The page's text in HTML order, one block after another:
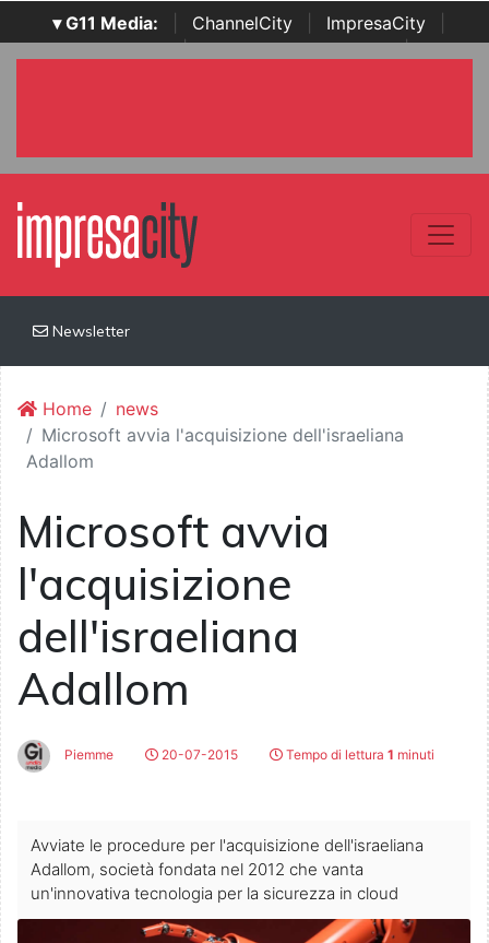
▾ G11 Media: ChannelCity ImpresaCity
SecurityOpenLab | Italian Channel Awards | Italian
Newsletter
Home
news
Microsoft avvia l'acquisizione dell'israeliana
Adallom
Microsoft avvia
l'acquisizione
dell'israeliana
Adallom
Piemme 20-07-2015 Tempo di lettura 1 minuti
Avviate le procedure per l'acquisizione dell'israeliana
Adallom, società fondata nel 2012 che vanta
un'innovativa tecnologia per la sicurezza in cloud